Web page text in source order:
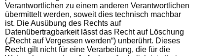
Verantwortlichen zu einem anderen Verantwortlichen
übermittelt werden, soweit dies technisch machbar
ist. Die Ausübung des Rechts auf
Datenübertragbarkeit lässt das Recht auf Löschung
(„Recht auf Vergessen werden“) unberührt. Dieses
Recht gilt nicht für eine Verarbeitung, die für die